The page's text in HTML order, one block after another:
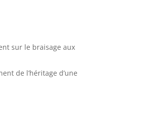
sur le braisage aux
de l’héritage d’une